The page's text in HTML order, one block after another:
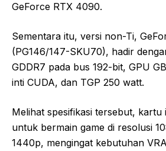
GeForce RTX 4090.
Sementara itu, versi non-Ti,
(PG146/147-SKU70), hadir
GDDR7 pada bus 192-bit, GPU
inti CUDA, dan TGP 250 watt.
Melihat spesifikasi tersebut,
untuk bermain game di resolusi
1440p, mengingat kebutuhan